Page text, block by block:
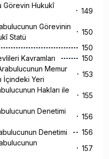
Görevin Hukukî
149
Görevinin
Statü
150
150
Kavramları
150
Memur
İçindeki Yeri
153
Hakları ile
155
Denetimi
156
Denetimi
156
157